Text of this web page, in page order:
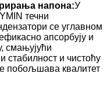
напона:У
течни
се углавном
апсорбују и
смањујући
стабилност и чистоћу
побољшава квалитет